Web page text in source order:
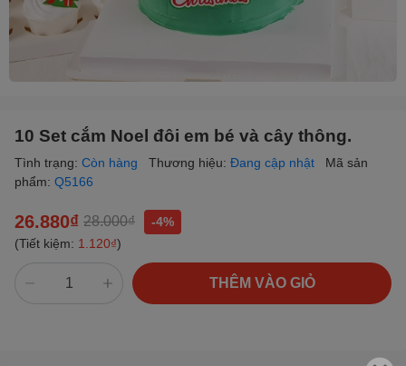
10 Set cắm Noel đôi em bé và cây thông.
Tình trạng: Còn hàng Thương hiệu: Đang cập nhật
Mã sản
phẩm: Q5166
26.880₫ 28.000₫
-4%
(Tiết kiệm: 1.120₫)
THÊM VÀO GIỎ